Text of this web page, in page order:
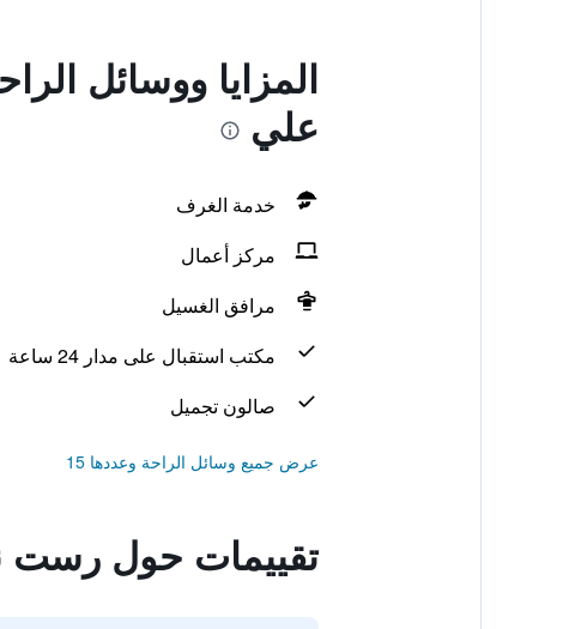
المزايا ووسائل
علي
خدمة الغرف
مركز أعمال
مرافق الغسيل
مكتب استقبال على مدار 24 ساعة
صالون تجميل
عرض جميع وسائل الراحة وعددها 15
تقييمات حول رست